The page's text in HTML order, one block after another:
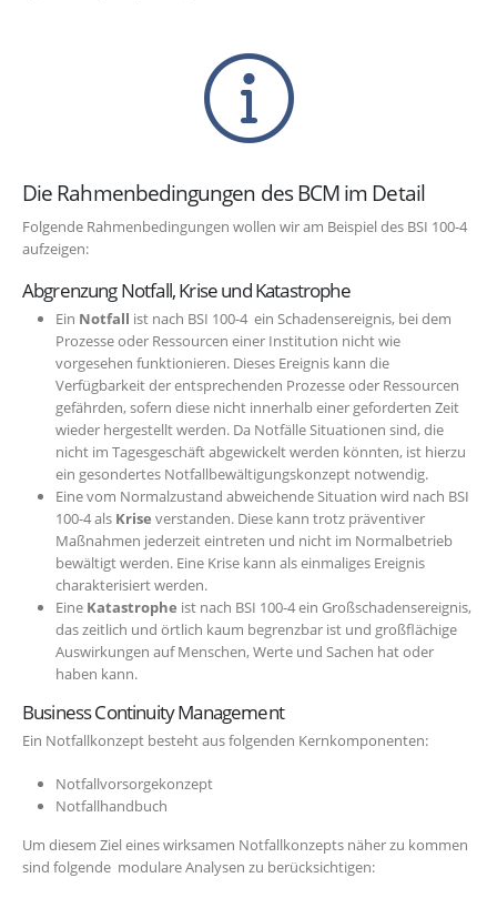
Die Rahmenbedingungen des BCM im Detail
Folgende Rahmenbedingungen wollen wir am Beispiel des BSI 100-4
aufzeigen:
Abgrenzung Notfall, Krise und Katastrophe
Ein Notfall ist nach BSI 100-4 ein Schadensereignis, bei dem
Prozesse oder Ressourcen einer Institution nicht wie
vorgesehen funktionieren. Dieses Ereignis kann die
Verfügbarkeit der entsprechenden Prozesse oder Ressourcen
gefährden, sofern diese nicht innerhalb einer geforderten Zeit
wieder hergestellt werden. Da Notfälle Situationen sind, die
nicht im Tagesgeschäft abgewickelt werden könnten, ist hierzu
ein gesondertes Notfallbewältigungskonzept notwendig.
Eine vom Normalzustand abweichende Situation wird nach BSI
100-4 als Krise verstanden. Diese kann trotz präventiver
Maßnahmen jederzeit eintreten und nicht im Normalbetrieb
bewältigt werden. Eine Krise kann als einmaliges Ereignis
charakterisiert werden.
Eine Katastrophe ist nach BSI 100-4 ein Großschadensereignis,
das zeitlich und örtlich kaum begrenzbar ist und großflächige
Auswirkungen auf Menschen, Werte und Sachen hat oder
haben kann.
Business Continuity Management
Ein Notfallkonzept besteht aus folgenden Kernkomponenten:
Notfallvorsorgekonzept
Notfallhandbuch
Um diesem Ziel eines wirksamen Notfallkonzepts näher zu kommen
sind folgende modulare Analysen zu berücksichtigen: